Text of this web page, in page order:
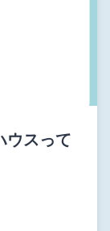
ウスって